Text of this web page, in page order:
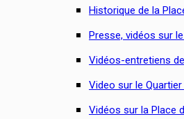
Historique de la
Presse, vidéos sur
Vidéos-entretiens
Video sur le
Vidéos sur la Place